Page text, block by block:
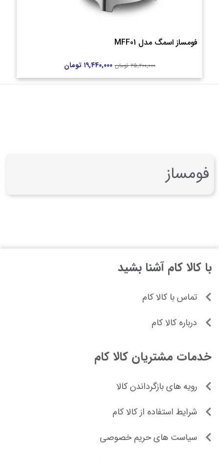
فومساز اسمگ مدل MFF01
۲۵,۲۰۰,۰۰۰ تومان ۱۹,۴۴۰,۰۰۰ تومان
فومساز
با کالا کام آشنا بشید
تماس با کالا کام
درباره کالا کام
خدمات مشتریان کالا کام
رویه های بازگرداندن کالا
شرایط استفاده از کالا کام
سیاست های حریم خصوصی